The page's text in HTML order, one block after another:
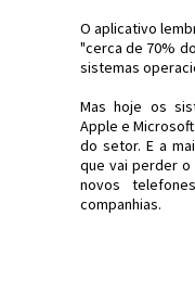
O aplicativo
"cerca de 70%
sistemas
Mas hoje os
Apple e
do setor. E a
que vai perder o
novos
companhias.